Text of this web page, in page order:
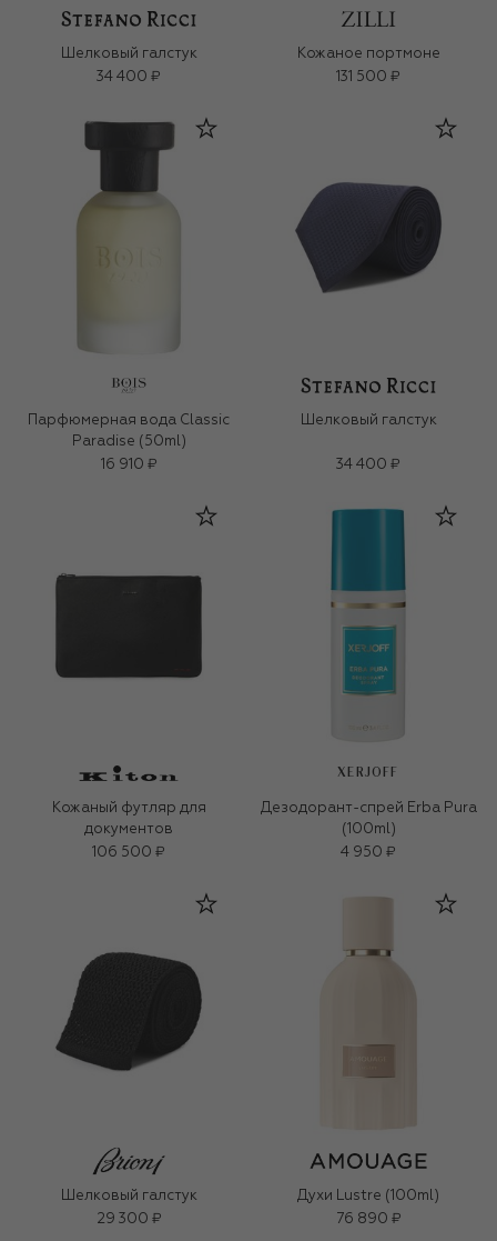
Шелковый галстук
34 400 ₽
Кожаное портмоне
131 500 ₽
Парфюмерная вода Classic
Paradise (50ml)
16 910 ₽
Шелковый галстук
34 400 ₽
Кожаный футляр для
документов
106 500 ₽
XERJOFF
Дезодорант-спрей Erba Pura
(100ml)
4 950 ₽
Шелковый галстук
29 300 ₽
Духи Lustre (100ml)
76 890 ₽